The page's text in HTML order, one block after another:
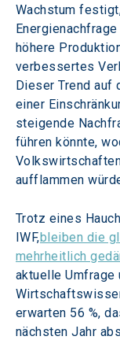
Wachstum
höhere
verbessertes
Dieser Trend auf
einer
steigende
führen könnte,
aufflammen
Trotz eines
IWF,bleiben die
mehrheitlich
aktuelle Umfrage
erwarten 56 %,
nächsten Jahr